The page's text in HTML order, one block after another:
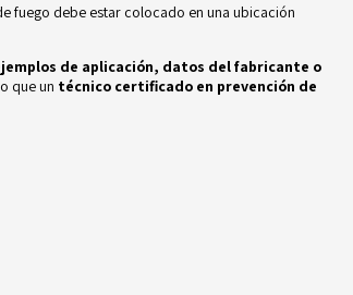
fuego debe estar colocado en una ubicación
de aplicación, datos del fabricante o
que un técnico certificado en prevención de